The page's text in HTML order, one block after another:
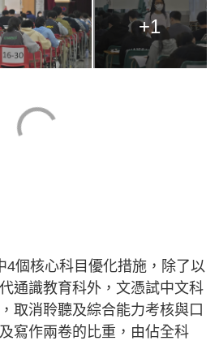
+1
4個核心科目優化措施，除了以
通識教育科外，文憑試中文科
取消聆聽及綜合能力考核與口
寫作兩卷的比重，由佔全科